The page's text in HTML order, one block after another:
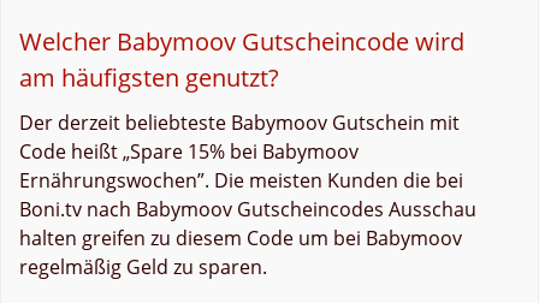
Welcher Babymoov Gutscheincode wird
am häufigsten genutzt?
Der derzeit beliebteste Babymoov Gutschein mit
Code heißt „Spare 15% bei Babymoov
Ernährungswochen”. Die meisten Kunden die bei
Boni.tv nach Babymoov Gutscheincodes Ausschau
halten greifen zu diesem Code um bei Babymoov
regelmäßig Geld zu sparen.